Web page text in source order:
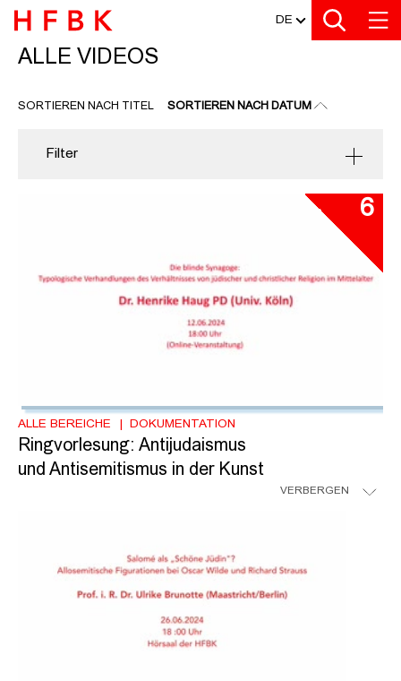
Zu den Filtern
Zur Metanavigation
Zur Hauptnavigation
Zur Suche
Zum Inhalt
Zum Seitenfuss DE
ALLE VIDEOS
ALLE VIDEOS
SORTIEREN NACH TITEL SORTIEREN NACH DATUM
Filter
6
ALLE BEREICHE DOKUMENTATION
Ringvorlesung: Antijudaismus
und Antisemitismus in der Kunst
VERBERGEN